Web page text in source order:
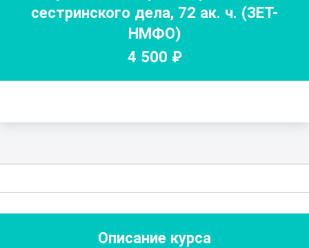
сестринского дела, 72 ак. ч. (ЗЕТ-
НМФО)
4 500 ₽
Описание курса